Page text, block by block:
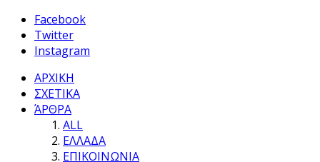
Facebook
Twitter
Instagram
ΑΡΧΙΚΗ
ΣΧΕΤΙΚΑ
ΆΡΘΡΑ
ALL
ΕΛΛΑΔΑ
ΕΠΙΚΟΙΝΩΝΙΑ